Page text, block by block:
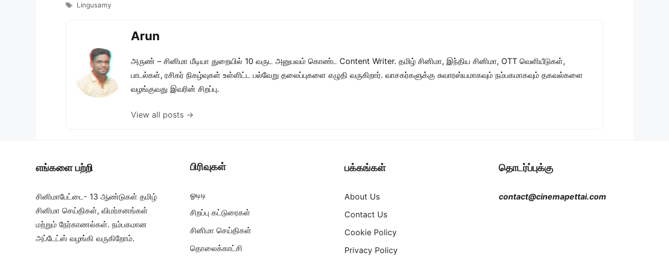
Tags
Lingusamy
Arun
அருண் – சினிமா மீடியா துறையில் 10 வருட அனுபவம் கொண்ட Content Writer. தமிழ் சினிமா, இந்திய சினிமா, OTT வெளியீடுகள்,
பாடல்கள், ரசிகர் நிகழ்வுகள் உள்ளிட்ட பல்வேறு தலைப்புகளை எழுதி வருகிறார். வாசகர்களுக்கு சுவாரஸ்யமாகவும் நம்பகமாகவும் தகவல்களை
வழங்குவது இவரின் சிறப்பு.
View all posts →
எங்களை பற்றி
சினிமாபேட்டை- 13 ஆண்டுகள் தமிழ்
சினிமா செய்திகள், விமர்சனங்கள்
மற்றும் நேர்காணல்கள். நம்பகமான
அப்டேட்ஸ் வழங்கி வருகிறோம்.
பிரிவுகள்
ஓடிடி
சிறப்பு கட்டுரைகள்
சினிமா செய்திகள்
தொலைக்காட்சி
பக்கங்கள்
About Us
Contact Us
Cookie Policy
Privacy Policy
தொடர்ப்புக்கு
contact@cinemapettai.com